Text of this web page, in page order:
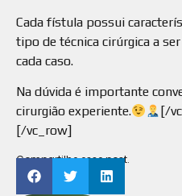
Cada fístula possui
tipo de técnica cirúrgica a
cada caso.
Na dúvida é importante
cirurgião experiente.
[/
[/vc_row]
Compartilhe esse post.